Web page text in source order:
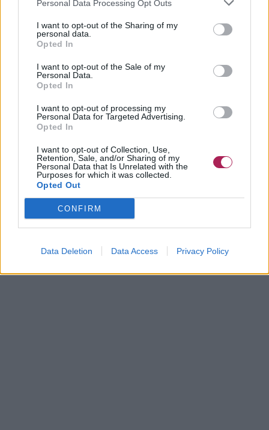
Personal Data Processing Opt Outs
I want to opt-out of the Sharing of my
personal data.
Opted In
I want to opt-out of the Sale of my
Personal Data.
Opted In
I want to opt-out of processing my
Personal Data for Targeted Advertising.
Opted In
I want to opt-out of Collection, Use,
Retention, Sale, and/or Sharing of my
Personal Data that Is Unrelated with the
Purposes for which it was collected.
Opted Out
CONFIRM
Data Deletion Data Access Privacy Policy